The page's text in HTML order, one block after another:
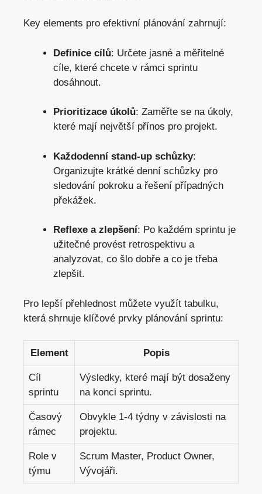
Key elements pro efektivní plánování zahrnují:
Definice cílů: Určete jasné a měřitelné
cíle, které chcete v rámci sprintu
dosáhnout.
Prioritizace úkolů: Zaměřte se na úkoly,
které mají největší přínos pro projekt.
Každodenní stand-up schůzky:
Organizujte krátké denní schůzky pro
sledování pokroku a řešení případných
překážek.
Reflexe a zlepšení: Po každém sprintu je
užitečné provést retrospektivu a
analyzovat, co šlo dobře a co je třeba
zlepšit.
Pro lepší přehlednost můžete využít tabulku,
která shrnuje klíčové prvky plánování sprintu:
Element Popis
Cíl
sprintu
Výsledky, které mají být dosaženy
na konci sprintu.
Časový
rámec
Obvykle 1-4 týdny v závislosti na
projektu.
Role v
týmu
Scrum Master, Product Owner,
Vývojáři.